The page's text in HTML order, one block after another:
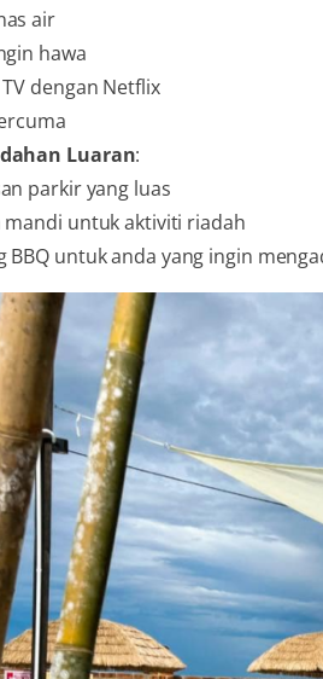
air
hawa
dengan Netflix
Luaran:
parkir yang luas
mandi untuk aktiviti riadah
BBQ untuk anda yang ingin